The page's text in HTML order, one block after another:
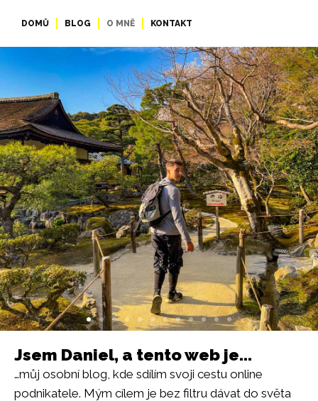
DOMŮ BLOG O MNĚ KONTAKT
Inspiraci čerpám
cestováním
Jsem Daniel, a tento web je...
…můj osobní blog, kde sdílím svoji cestu online
podnikatele. Mým cílem je bez filtru dávat do světa